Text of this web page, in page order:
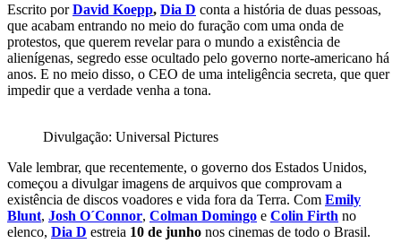
Escrito porDavid Koepp, Dia D conta a história de duas pessoas,
que acabam entrando no meio do furação com uma onda de
protestos, que querem revelar para o mundo a existência de
alienígenas, segredo esse ocultado pelo governo norte-americano há
anos. E no meio disso, o CEO de uma inteligência secreta, que quer
impedir que a verdade venha a tona.
Divulgação: Universal Pictures
Vale lembrar, que recentemente, o governo dos Estados Unidos,
começou a divulgar imagens de arquivos que comprovam a
existência de discos voadores e vida fora da Terra. Com Emily
Blunt, Josh O´Connor, Colman Domingo e Colin Firth no
elenco, Dia D estreia 10 de junho nos cinemas de todo o Brasil.